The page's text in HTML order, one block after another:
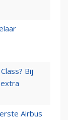
Bij
Airbus